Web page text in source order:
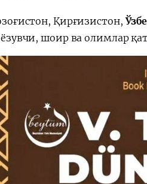
Қирғизистон,
шоир ва олимлар